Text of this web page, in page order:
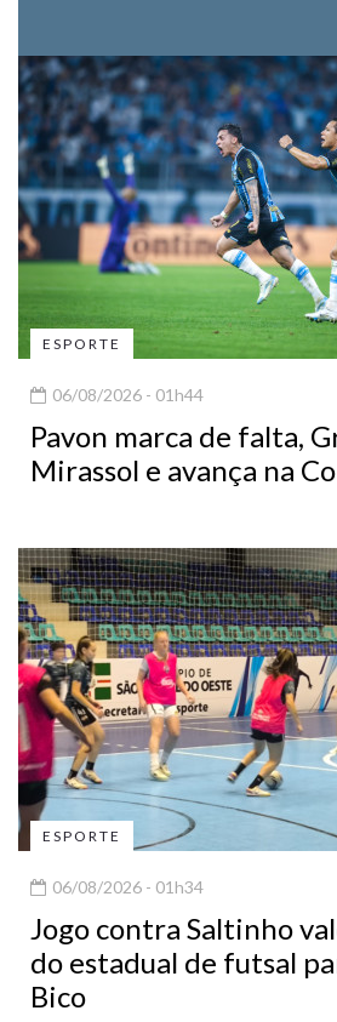
ESPORTE
06/08/2026 - 01h44
Pavon marca de falta,
Mirassol e avança na
ESPORTE
06/08/2026 - 01h34
Jogo contra Saltinho
do estadual de futsal
Bico